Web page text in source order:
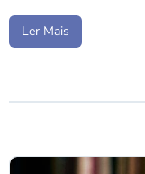
Ler Mais